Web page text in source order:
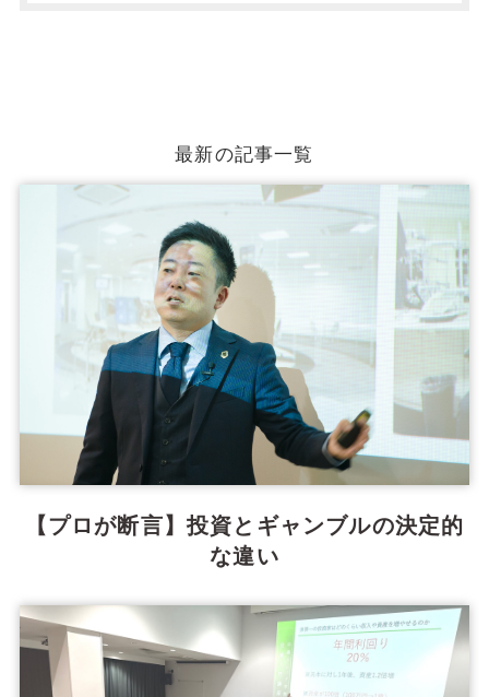
最新の記事一覧
【プロが断言】投資とギャンブルの決定的
な違い